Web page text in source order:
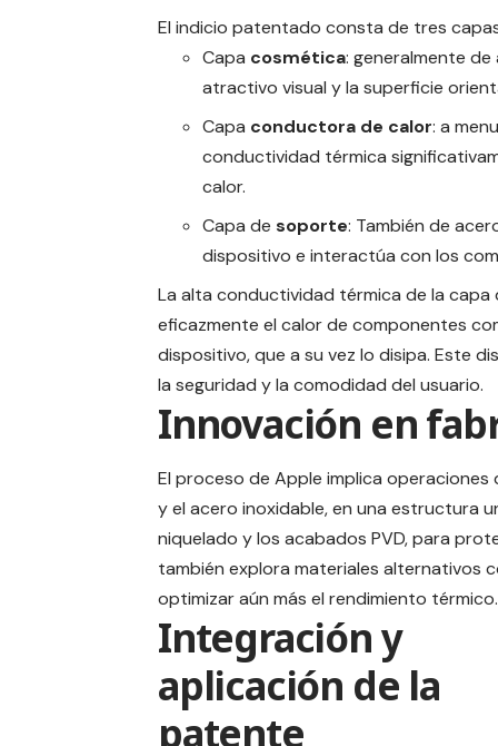
El indicio patentado consta de tres
Capa cosmética: generalmente
atractivo visual y la superficie
Capa conductora de calor: a
conductividad térmica
calor.
Capa de soporte: También de
dispositivo e interactúa con los
La alta conductividad térmica de la capa
eficazmente el calor de componentes
dispositivo, que a su vez lo disipa. Este
la seguridad y la comodidad del usuario.
Innovación en
El proceso de Apple implica
y el acero inoxidable, en una estructura
niquelado y los acabados PVD, para
también explora materiales alternativos
optimizar aún más el rendimiento térmico.
Integración y
aplicación de la
patente